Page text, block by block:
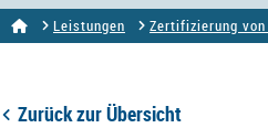
Leistungen Zertifizierung
Zurück zur Übersicht